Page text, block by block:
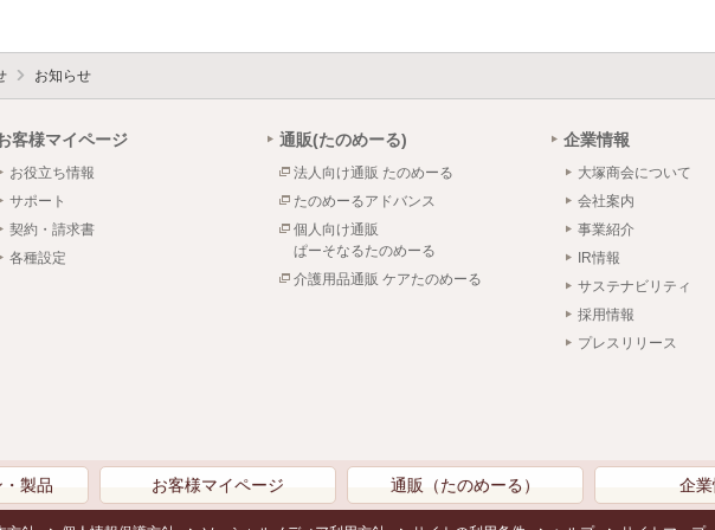
お知らせ
客様マイページ
お役立ち情報
サポート
契約・請求書
各種設定
通販(たのめーる)
法人向け通販 たのめーる
たのめーるアドバンス
個人向け通販
ぱーそなるたのめーる
介護用品通販 ケアたのめーる
企業情報
大塚商会について
会社案内
事業紹介
IR情報
サステナビリティ
採用情報
プレスリリース
製品 お客様マイページ 通販（たのめーる） 企